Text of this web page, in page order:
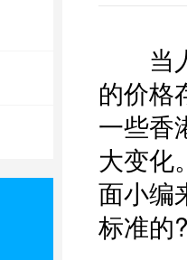
当
的价格
一些香
大变化
面小编
标准的